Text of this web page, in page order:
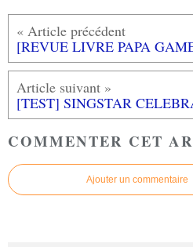
COMMENTER CET
Ajouter un commentaire